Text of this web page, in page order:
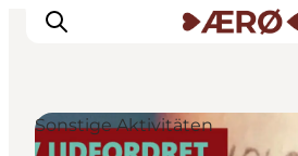
Sonstige Aktivitäten